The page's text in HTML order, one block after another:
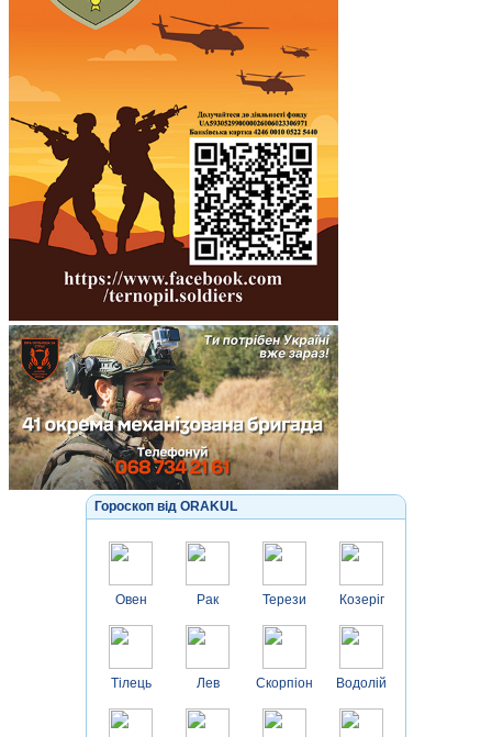
Гороскоп від ORAKUL
Овен
Тілець
Рак
Лев
Терези
Скорпіон
Козеріг
Водолій